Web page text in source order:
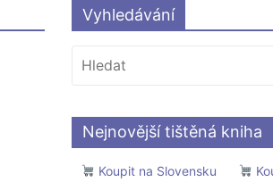
Vyhledávání
Nejnovější tištěná kniha
Koupit na Slovensku